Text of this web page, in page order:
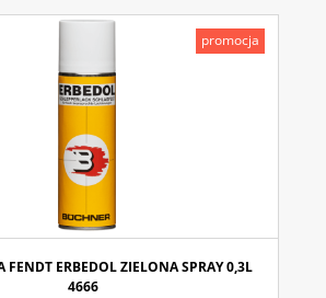
FENDT ERBEDOL ZIELONA SPRAY 0,3L
4666
promocja